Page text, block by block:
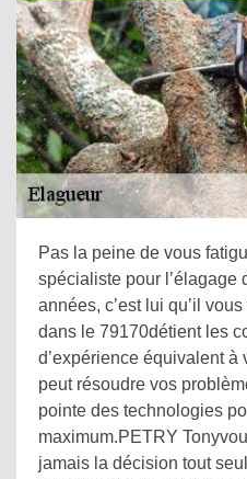
Pas la peine de vous
spécialiste pour l’élagage
années, c’est lui qu’il
dans le 79170détient les
d’expérience équivalent à
peut résoudre vos
pointe des technologies
maximum.PETRY
jamais la décision tout